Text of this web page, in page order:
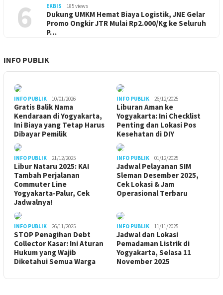
6 EKBIS 185 views
Dukung UMKM Hemat Biaya Logistik, JNE Gelar
Promo Ongkir JTR Mulai Rp2.000/Kg ke Seluruh
P…
INFO PUBLIK
INFO PUBLIK 10/01/2026
Gratis Balik Nama
Kendaraan di Yogyakarta,
Ini Biaya yang Tetap Harus
Dibayar Pemilik
INFO PUBLIK 26/12/2025
Liburan Aman ke
Yogyakarta: Ini Checklist
Penting dan Lokasi Pos
Kesehatan di DIY
INFO PUBLIK 21/12/2025
Libur Nataru 2025: KAI
Tambah Perjalanan
Commuter Line
Yogyakarta-Palur, Cek
Jadwalnya!
INFO PUBLIK 01/12/2025
Jadwal Pelayanan SIM
Sleman Desember 2025,
Cek Lokasi & Jam
Operasional Terbaru
INFO PUBLIK 26/11/2025
STOP Penagihan Debt
Collector Kasar: Ini Aturan
Hukum yang Wajib
Diketahui Semua Warga
INFO PUBLIK 11/11/2025
Jadwal dan Lokasi
Pemadaman Listrik di
Yogyakarta, Selasa 11
November 2025